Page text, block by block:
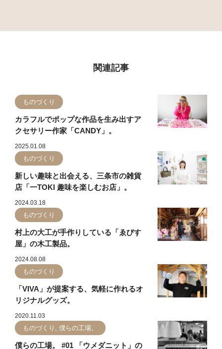
関連記事
ものづくり
カラフルでポップな作品を生み出すア
クセサリー作家「CANDY」。
2025.01.08
ものづくり
新しい趣味と出会える、三条市の雑貨
店「一TOKI 趣味を楽しむお店」。
2024.03.18
ものづくり
村上の大工が手作りしている「ゑびす
屋」の木工製品。
2024.08.08
ものづくり
「VIVA」が提案する、気軽に作れるオ
リジナルグッズ。
2020.11.03
ものづくり, 僕らの工場。
僕らの工場。 #01 「ウメダニット」の